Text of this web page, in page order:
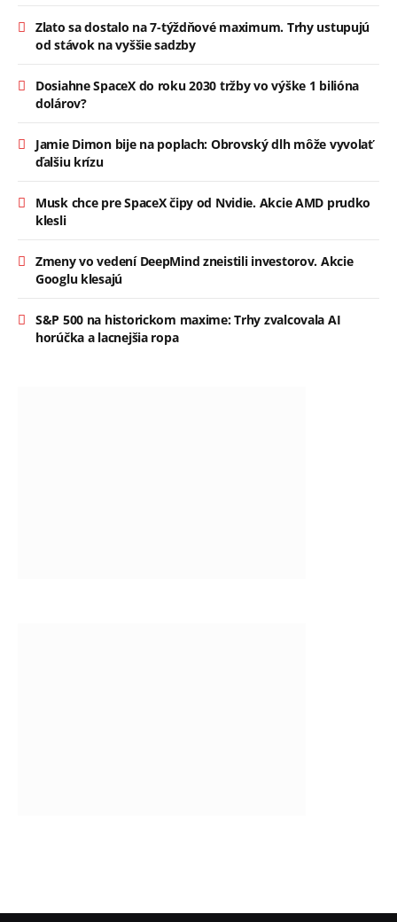
Zlato sa dostalo na 7-týždňové maximum. Trhy ustupujú
od stávok na vyššie sadzby
Dosiahne SpaceX do roku 2030 tržby vo výške 1 bilióna
dolárov?
Jamie Dimon bije na poplach: Obrovský dlh môže vyvolať
ďalšiu krízu
Musk chce pre SpaceX čipy od Nvidie. Akcie AMD prudko
klesli
Zmeny vo vedení DeepMind zneistili investorov. Akcie
Googlu klesajú
S&P 500 na historickom maxime: Trhy zvalcovala AI
horúčka a lacnejšia ropa